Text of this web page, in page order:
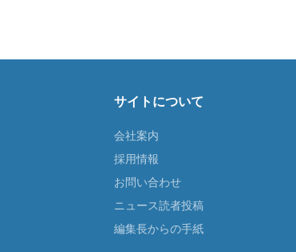
サイトについて
会社案内
採用情報
お問い合わせ
ニュース読者投稿
編集長からの手紙